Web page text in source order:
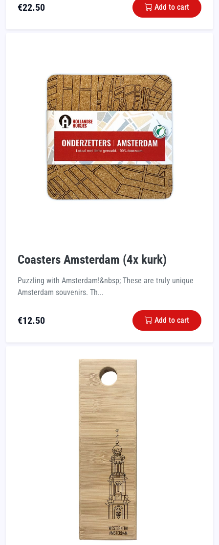
€22.50 Add to cart
Coasters Amsterdam (4x kurk)
Puzzling with Amsterdam!&nbsp; These are truly unique
Amsterdam souvenirs. Th...
€12.50 Add to cart